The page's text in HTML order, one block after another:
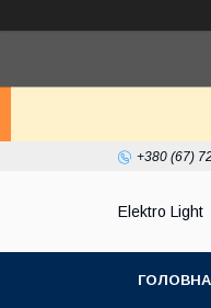
+380 (67)
Elektro Light
ГОЛОВНА